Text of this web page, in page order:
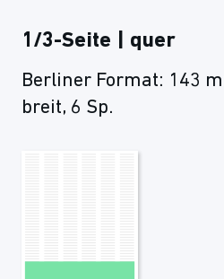
1/3-Seite | quer
Berliner Format: 143
breit, 6 Sp.